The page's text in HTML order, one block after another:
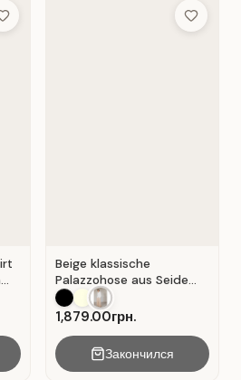
Add to Wish List Add to
Beige klassische
Palazzohose aus Seide
mit Falten . Beige .
1,879.00грн.
Закончился